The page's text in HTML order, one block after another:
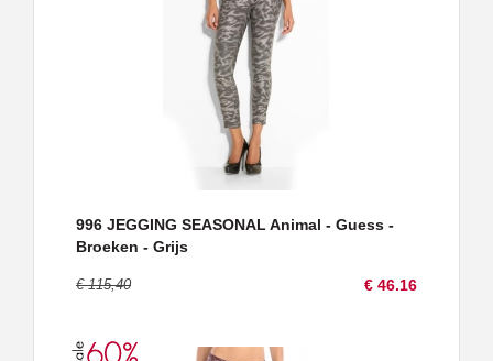
996 JEGGING SEASONAL Animal - Guess -
Broeken - Grijs
€ 115,40 € 46.16